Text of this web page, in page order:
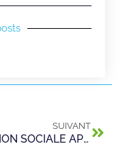
SUIVANT
ACTION SOCIALE APPRENTIS – Edition juin 2016